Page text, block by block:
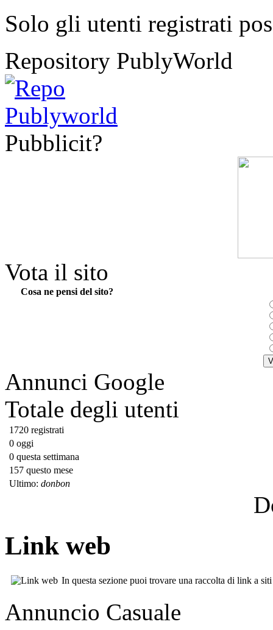
Solo gli utenti registrati
Repository PublyWorld
Pubblicit?
Vota il sito
Cosa ne pensi del sito?
Annunci Google
Totale degli utenti
1720 registrati
0 oggi
0 questa settimana
157 questo mese
Ultimo: donbon
Link web
In questa sezione puoi trovare una raccolta di link a
Annuncio Casuale